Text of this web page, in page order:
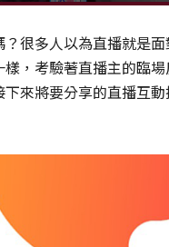
很多人以為直播就是
，考驗著直播主的臨
來將要分享的直播互動